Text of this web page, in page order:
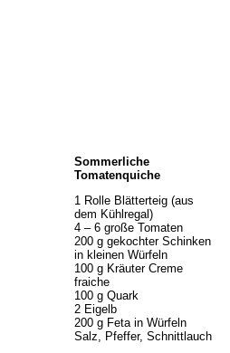
Sommerliche
Tomatenquiche
1 Rolle Blätterteig (aus
dem Kühlregal)
4 – 6 große Tomaten
200 g gekochter Schinken
in kleinen Würfeln
100 g Kräuter Creme
fraiche
100 g Quark
2 Eigelb
200 g Feta in Würfeln
Salz, Pfeffer, Schnittlauch